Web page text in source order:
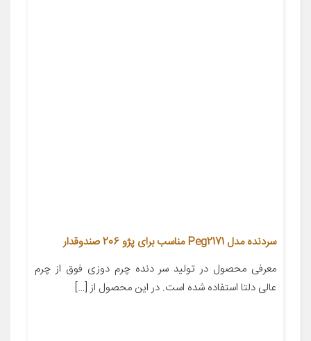
سردنده مدل Peg2171 مناسب برای پژو 206 صندوقدار
معرفی محصول در تولید سر دنده چرم دوزی فوق از چرم
عالی دلتا استفاده شده است. در این محصول از […]